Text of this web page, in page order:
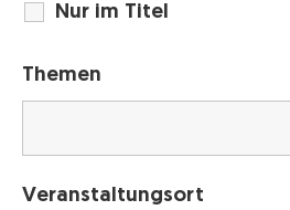
Nur im Titel
Themen
Veranstaltungsort